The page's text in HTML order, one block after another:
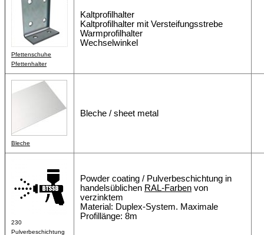
Pfettenschuhe
Pfettenhalter
Kaltprofilhalter
Kaltprofilhalter mit Versteifungsstrebe
Warmprofilhalter
Wechselwinkel
Bleche
Bleche / sheet metal
230
Pulverbeschichtung
Powder coating / Pulverbeschichtung in
handelsüblichen RAL-Farben von
verzinktem
Material: Duplex-System. Maximale
Profillänge: 8m